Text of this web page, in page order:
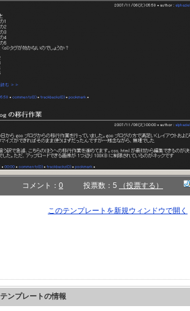
コメント： 0 投票数：5 （投票する）
このテンプレートを新規ウィンドウで開く
テンプレートの情報